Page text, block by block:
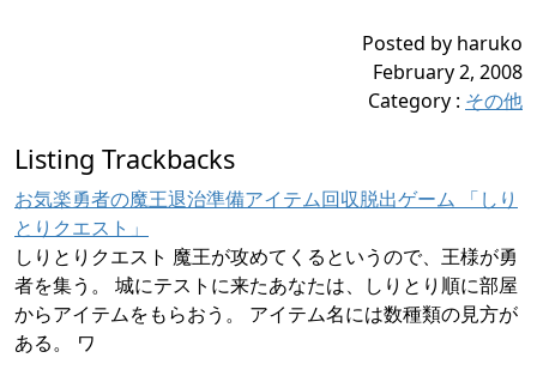
Posted by haruko
February 2, 2008
Category : その他
Listing Trackbacks
お気楽勇者の魔王退治準備アイテム回収脱出ゲーム 「しり
とりクエスト」
しりとりクエスト 魔王が攻めてくるというので、王様が勇
者を集う。 城にテストに来たあなたは、しりとり順に部屋
からアイテムをもらおう。 アイテム名には数種類の見方が
ある。 ワ